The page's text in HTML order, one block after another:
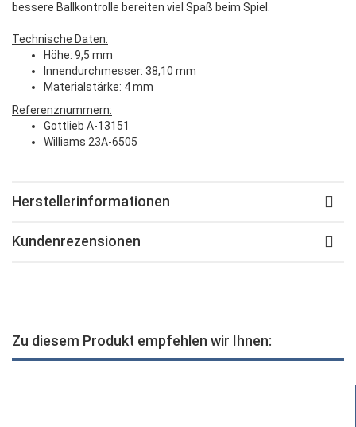
bessere Ballkontrolle bereiten viel Spaß beim Spiel.
Technische Daten:
Höhe: 9,5 mm
Innendurchmesser: 38,10 mm
Materialstärke: 4 mm
Referenznummern:
Gottlieb A-13151
Williams 23A-6505
Herstellerinformationen
Kundenrezensionen
Zu diesem Produkt empfehlen wir Ihnen: